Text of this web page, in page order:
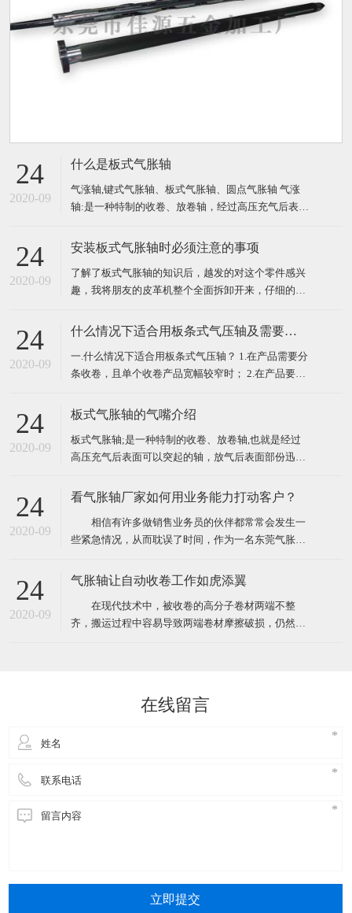
24
2020-09
什么是板式气胀轴
气涨轴,键式气胀轴、板式气胀轴、圆点气胀轴 气涨
轴:是一种特制的收卷、放卷轴，经过高压充气后表面
胀轴、气压轴、膨胀轴、胀气轴、气胀辊、充气轴、
需用户自备气源，空气压力控制在 6-8kg 范围内，需
锁
24
2020-09
安装板式气胀轴时必须注意的事项
了解了板式气胀轴的知识后，越发的对这个零件感兴
趣，我将朋友的皮革机整个全面拆卸开来，仔细的观
个时候发现怎么安装都安装不上，于是又开始拿起说
注意事项，我们来一起了解一下！ ​ 一、了解板式气
胀轴装
24
2020-09
什么情况下适合用板条式气压轴及需要注意的问题
一.什么情况下适合用板条式气压轴？ 1.在产品需要分
条收卷，且单个收卷产品宽幅较窄时； 2.在产品要求
筒壁厚较薄或质量不佳易变形时。 ​ 二.在用使板条式
压持续充足；
24
2020-09
板式气胀轴的气嘴介绍
板式气胀轴;是一种特制的收卷、放卷轴,也就是经过
高压充气后表面可以突起的轴，放气后表面部份迅速
呢，下面将具体讲解。 简单来讲，气嘴就是板式气胀
充气及放气的功能，因为板式气胀轴在工作过程中需
要经常需要
24
2020-09
看气胀轴厂家如何用业务能力打动客户？
相信有许多做销售业务员的伙伴都常常会发生一
些紧急情况，从而耽误了时间，作为一名东莞气胀轴
形象，不管遇到什么样的突发状况，都要学会管理时
是一家日本公司在中国办事处的销售助理，有一天她
接到了来自总公
24
2020-09
气胀轴让自动收卷工作如虎添翼
在现代技术中，被收卷的高分子卷材两端不整
齐，搬运过程中容易导致两端卷材摩擦破损，仍然是
进行工作。本实用新型提供了
在线留言
立即提交